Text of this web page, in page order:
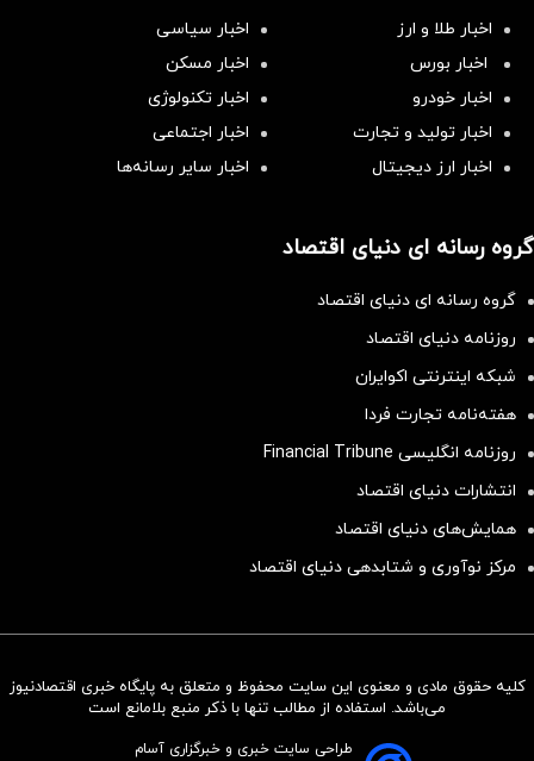
سرمایه‌گذاری همسنگ با شاخص
اخبار طلا و ارز
اخبار سیاسی
اخبار بورس
اخبار مسکن
اخبار خودرو
اخبار تکنولوژی
اخبار تولید و تجارت
اخبار اجتماعی
اخبار ارز دیجیتال
اخبار سایر رسانه‌‌ها
گروه رسانه ای دنیای اقتصاد
گروه رسانه ای دنیای اقتصاد
روزنامه دنیای اقتصاد
شبکه اینترنتی اکوایران
هفته‌نامه تجارت فردا
روزنامه انگلیسی Financial Tribune
انتشارات دنیای اقتصاد
همایش‌های دنیای اقتصاد
مرکز نوآوری و شتابدهی دنیای اقتصاد
کلیه حقوق مادی و معنوی این سایت محفوظ و متعلق به پایگاه خبری اقتصادنیوز
می‌باشد. استفاده از مطالب تنها با ذکر منبع بلامانع است
طراحی سایت خبری و خبرگزاری آسام